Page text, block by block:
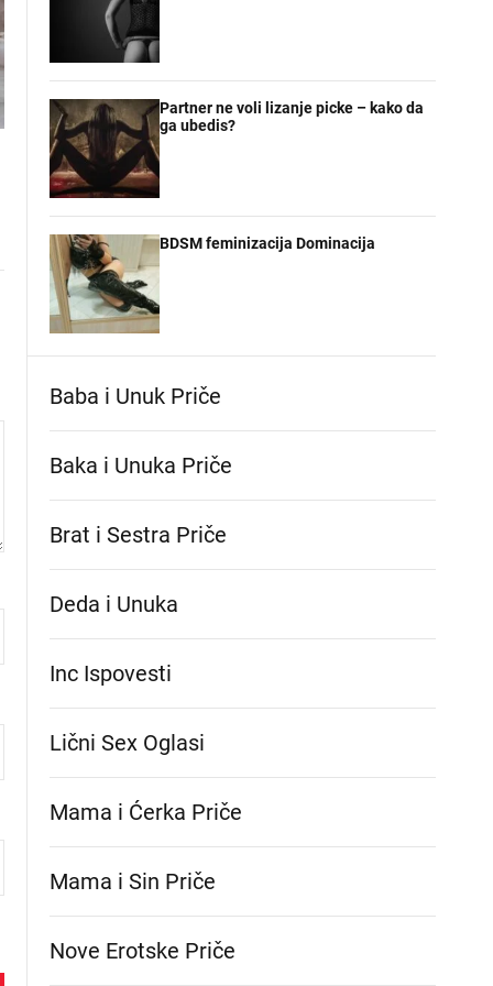
Partner ne voli lizanje picke – kako da
ga ubedis?
BDSM feminizacija Dominacija
Baba i Unuk Priče
Baka i Unuka Pričе
Brat i Sestra Priče
Deda i Unuka
Inc Ispovesti
Lični Sex Oglasi
Mama i Ćerka Priče
Mama i Sin Priče
Nove Erotske Priče